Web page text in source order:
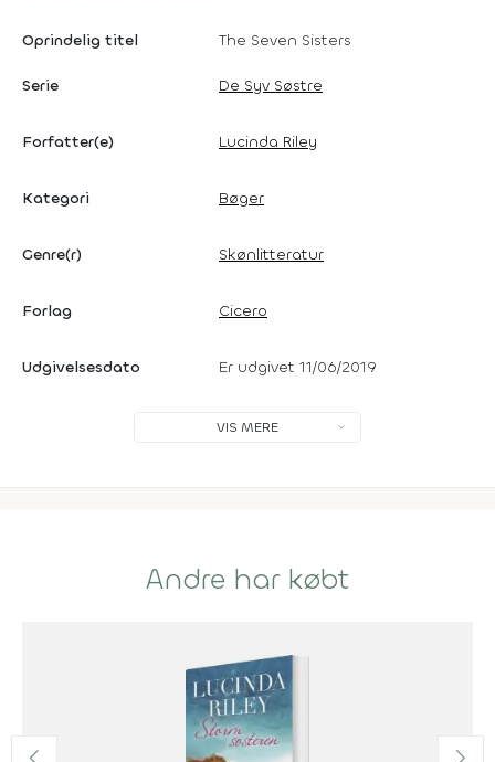
Oprindelig titel The Seven Sisters
Serie De Syv Søstre
Forfatter(e) Lucinda Riley
Kategori Bøger
Genre(r) Skønlitteratur
Forlag Cicero
Udgivelsesdato Er udgivet 11/06/2019
VIS MERE
Andre har købt